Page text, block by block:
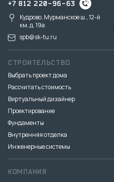
+7 812 220-96-63
Кудрово, Мурманское ш., 12-й
км, д. 19a
spb@sk-tu.ru
СТРОИТЕЛЬСТВО
Выбрать проект дома
Рассчитать стоимость
Виртуальный дизайнер
Проектирование
Фундаменты
Внутренняя отделка
Инженерные системы
КОМПАНИЯ